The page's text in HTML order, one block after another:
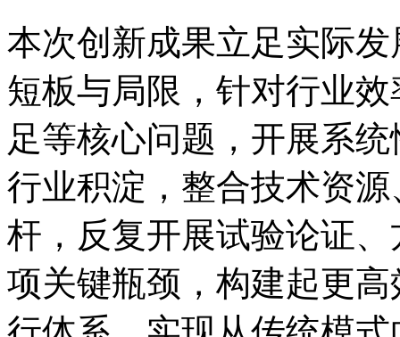
本次创新成果立足实际
短板与局限，针对行业
足等核心问题，开展系
行业积淀，整合技术资
杆，反复开展试验论证
项关键瓶颈，构建起更